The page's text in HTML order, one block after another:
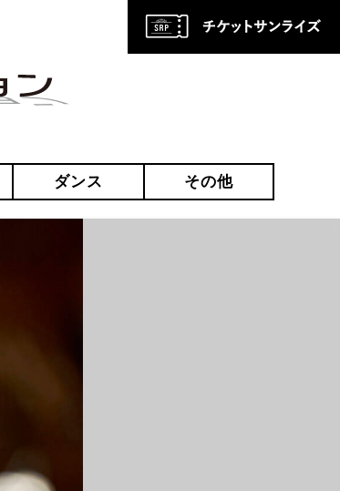
ダンス その他